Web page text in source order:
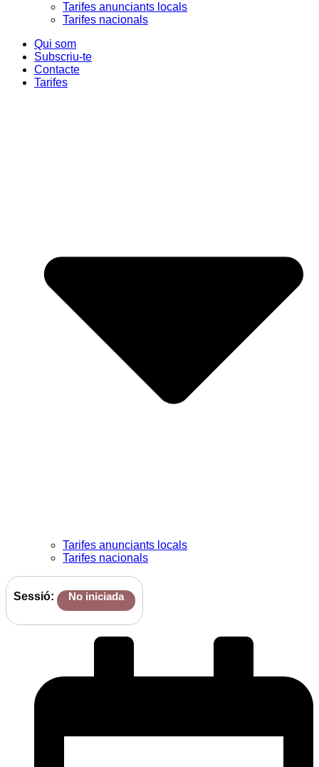
Tarifes anunciants locals
Tarifes nacionals
Qui som
Subscriu-te
Contacte
Tarifes
Tarifes anunciants locals
Tarifes nacionals
Sessió: No iniciada